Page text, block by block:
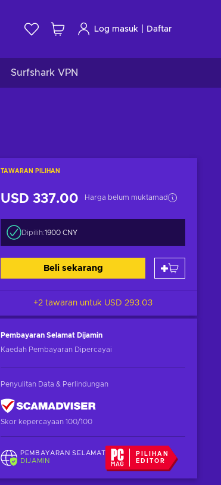
Log masuk Daftar
Surfshark VPN
TAWARAN PILIHAN
USD 337.00 Harga belum muktamad
Dipilih:1900 CNY
Beli sekarang
+2 tawaran untuk USD 293.03
Pembayaran Selamat Dijamin
Kaedah Pembayaran Dipercayai
Penyulitan Data & Perlindungan
Skor kepercayaan 100/100
PEMBAYARAN SELAMAT
DIJAMIN
PILIHAN
EDITOR